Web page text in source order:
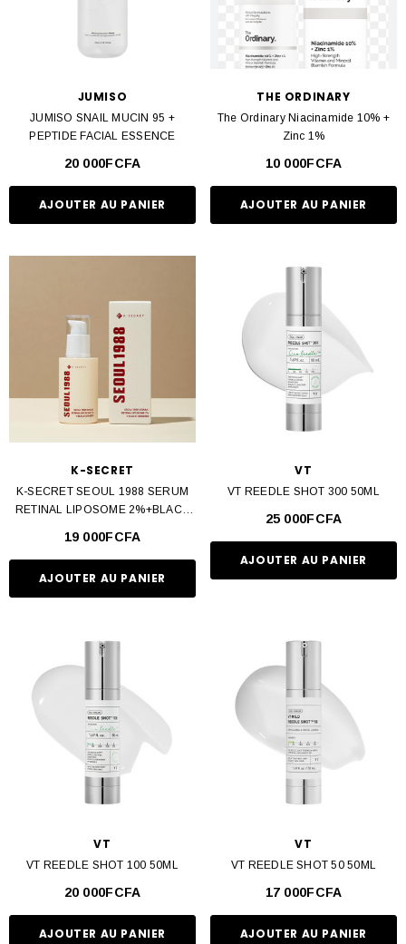
LAUDER SKIN DOCTORS
15 000FCFA
AJOUTER AU PANIER
JUMISO
JUMISO SNAIL MUCIN 95 +
PEPTIDE FACIAL ESSENCE
20 000FCFA
AJOUTER AU PANIER
THE ORDINARY
The Ordinary Niacinamide 10% +
Zinc 1%
10 000FCFA
AJOUTER AU PANIER
K-SECRET
K-SECRET SEOUL 1988 SERUM
RETINAL LIPOSOME 2%+BLACK
19 000FCFA
AJOUTER AU PANIER
VT
VT REEDLE SHOT 300 50ML
25 000FCFA
AJOUTER AU PANIER
VT
VT REEDLE SHOT 100 50ML
20 000FCFA
AJOUTER AU PANIER
VT
VT REEDLE SHOT 50 50ML
17 000FCFA
AJOUTER AU PANIER